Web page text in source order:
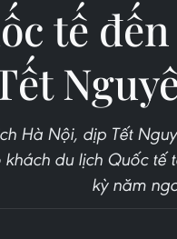
tế
Hà Nội, dịp Tết
du lịch Quốc
kỳ năm